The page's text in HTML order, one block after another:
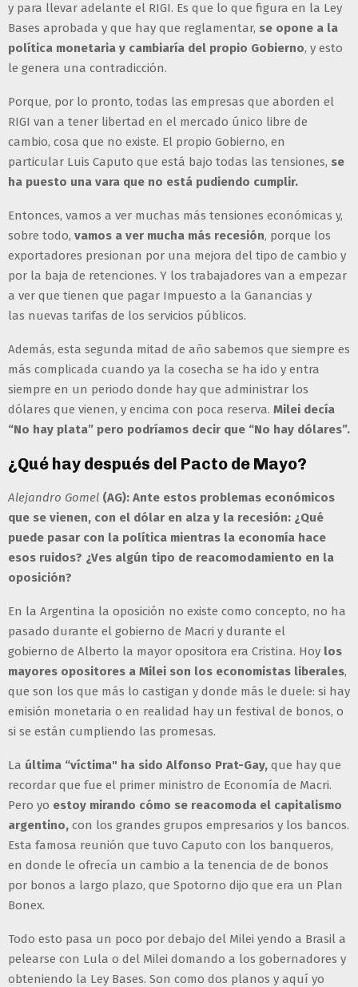
y para llevar adelante el RIGI. Es que lo que figura en la Ley
Bases aprobada y que hay que reglamentar, se opone a la
política monetaria y cambiaría del propio Gobierno, y esto
le genera una contradicción.
Porque, por lo pronto, todas las empresas que aborden el
RIGI van a tener libertad en el mercado único libre de
cambio, cosa que no existe. El propio Gobierno, en
particular Luis Caputo que está bajo todas las tensiones, se
ha puesto una vara que no está pudiendo cumplir.
Entonces, vamos a ver muchas más tensiones económicas y,
sobre todo, vamos a ver mucha más recesión, porque los
exportadores presionan por una mejora del tipo de cambio y
por la baja de retenciones. Y los trabajadores van a empezar
a ver que tienen que pagar Impuesto a la Ganancias y
las nuevas tarifas de los servicios públicos.
Además, esta segunda mitad de año sabemos que siempre es
más complicada cuando ya la cosecha se ha ido y entra
siempre en un periodo donde hay que administrar los
dólares que vienen, y encima con poca reserva. Milei decía
“No hay plata” pero podríamos decir que “No hay dólares”.
¿Qué hay después del Pacto de Mayo?
Alejandro Gomel (AG): Ante estos problemas económicos
que se vienen, con el dólar en alza y la recesión: ¿Qué
puede pasar con la política mientras la economía hace
esos ruidos? ¿Ves algún tipo de reacomodamiento en la
oposición?
En la Argentina la oposición no existe como concepto, no ha
pasado durante el gobierno de Macri y durante el
gobierno de Alberto la mayor opositora era Cristina. Hoy los
mayores opositores a Milei son los economistas liberales,
que son los que más lo castigan y donde más le duele: si hay
emisión monetaria o en realidad hay un festival de bonos, o
si se están cumpliendo las promesas.
La última “víctima" ha sido Alfonso Prat-Gay, que hay que
recordar que fue el primer ministro de Economía de Macri.
Pero yo estoy mirando cómo se reacomoda el capitalismo
argentino, con los grandes grupos empresarios y los bancos.
Esta famosa reunión que tuvo Caputo con los banqueros,
en donde le ofrecía un cambio a la tenencia de de bonos
por bonos a largo plazo, que Spotorno dijo que era un Plan
Bonex.
Todo esto pasa un poco por debajo del Milei yendo a Brasil a
pelearse con Lula o del Milei domando a los gobernadores y
obteniendo la Ley Bases. Son como dos planos y aquí yo